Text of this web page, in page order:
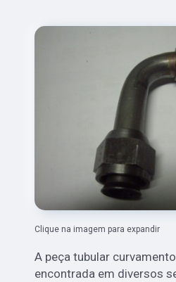
Clique na imagem para expandir
A peça tubular
encontrada em diversos